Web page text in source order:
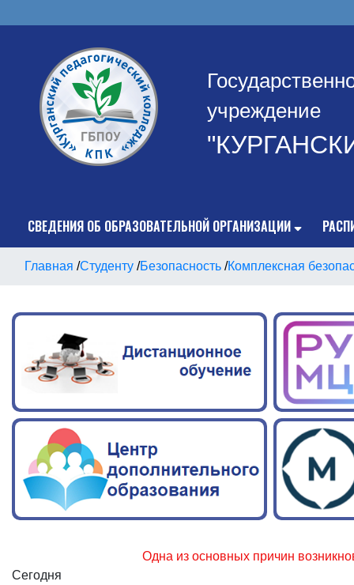
учреждение
СВЕДЕНИЯ ОБ ОБРАЗОВАТЕЛЬНОЙ ОРГАНИЗАЦИИ
Главная /Студенту /Безопасность /Комплексная
Одна из основных причин возникновения
Сегодня